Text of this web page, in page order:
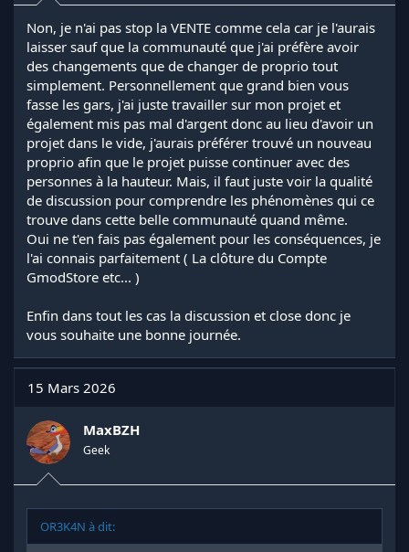
Non, je n'ai pas stop la VENTE comme cela car je l'aurais
laisser sauf que la communauté que j'ai préfère avoir
des changements que de changer de proprio tout
simplement. Personnellement que grand bien vous
fasse les gars, j'ai juste travailler sur mon projet et
également mis pas mal d'argent donc au lieu d'avoir un
projet dans le vide, j'aurais préférer trouvé un nouveau
proprio afin que le projet puisse continuer avec des
personnes à la hauteur. Mais, il faut juste voir la qualité
de discussion pour comprendre les phénomènes qui ce
trouve dans cette belle communauté quand même.
Oui ne t'en fais pas également pour les conséquences, je
l'ai connais parfaitement ( La clôture du Compte
GmodStore etc... )
Enfin dans tout les cas la discussion et close donc je
vous souhaite une bonne journée.
15 Mars 2026
MaxBZH
Geek
OR3K4N à dit: